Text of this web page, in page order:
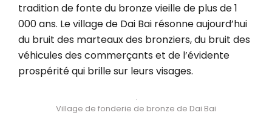
tradition de fonte du bronze vieille de plus de 1
000 ans. Le village de Dai Bai résonne aujourd’hui
du bruit des marteaux des bronziers, du bruit des
véhicules des commerçants et de l’évidente
prospérité qui brille sur leurs visages.
Village de fonderie de bronze de Dai Bai